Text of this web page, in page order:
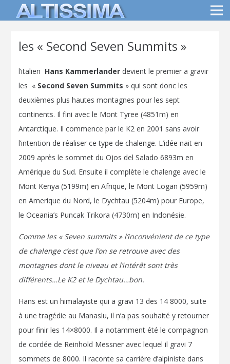
les « Second Seven Summits »
l’italien Hans Kammerlander devient le premier a gravir
les « Second Seven Summits » qui sont donc les
deuxièmes plus hautes montagnes pour les sept
continents. Il fini avec le Mont Tyree (4851m) en
Antarctique. Il commence par le K2 en 2001 sans avoir
l’intention de réaliser ce type de chalenge. L’idée nait en
2009 après le sommet du Ojos del Salado 6893m en
Amérique du Sud. Ensuite il complète le chalenge avec le
Mont Kenya (5199m) en Afrique, le Mont Logan (5959m)
en Amerique du Nord, le Dychtau (5204m) pour Europe,
le Oceania’s Puncak Trikora (4730m) en Indonésie.
Comme les « Seven summits » l’inconvénient de ce type
de chalenge c’est que l’on se retrouve avec des
montagnes dont le niveau et l’intérêt sont très
différents…Le K2 et le Dychtau…bon.
Hans est un himalayiste qui a gravi 13 des 14 8000, suite
à une tragédie au Manaslu, il n’a pas souhaité y retourner
pour finir les 14×8000. Il a notamment été le compagnon
de cordée de Reinhold Messner avec lequel il gravi 7
sommets de 8000. Il raconte sa carrière d’alpiniste dans